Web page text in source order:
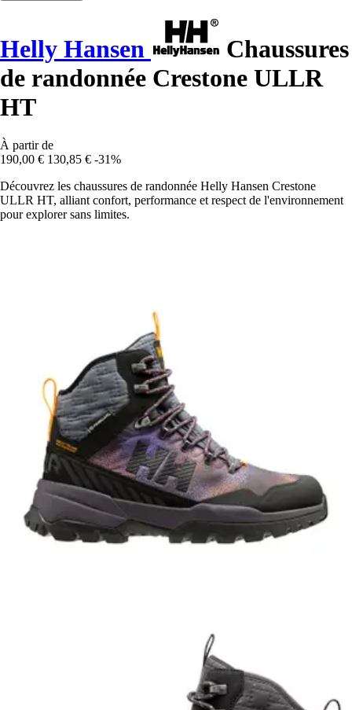
Helly Hansen
Chaussures
de randonnée Crestone ULLR
HT
À partir de
190,00 € 130,85 € -31%
Découvrez les chaussures de randonnée Helly Hansen Crestone
ULLR HT, alliant confort, performance et respect de l'environnement
pour explorer sans limites.